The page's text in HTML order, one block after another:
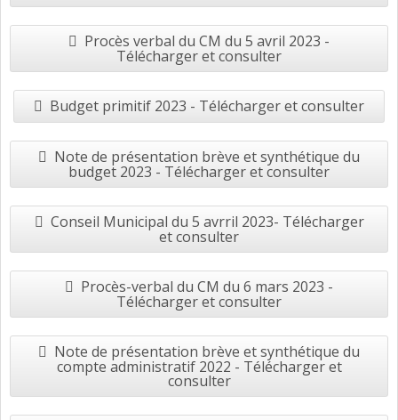
Procès verbal du CM du 5 avril 2023 -
Télécharger et consulter
Budget primitif 2023 - Télécharger et consulter
Note de présentation brève et synthétique du
budget 2023 - Télécharger et consulter
Conseil Municipal du 5 avrril 2023- Télécharger
et consulter
Procès-verbal du CM du 6 mars 2023 -
Télécharger et consulter
Note de présentation brève et synthétique du
compte administratif 2022 - Télécharger et
consulter